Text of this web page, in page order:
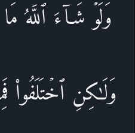
وَلَوۡ شَاۤءَ ٱللَّهُ
وَلَـٰكِنِ ٱخۡتَلَفُوا۟